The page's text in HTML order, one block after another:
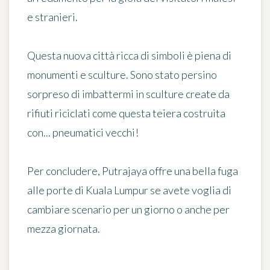
e stranieri.
Questa nuova città ricca di simboli è piena di
monumenti e sculture. Sono stato persino
sorpreso di imbattermi in sculture create da
rifiuti riciclati come questa teiera costruita
con... pneumatici vecchi!
Per concludere, Putrajaya offre una bella fuga
alle porte di Kuala Lumpur se avete voglia di
cambiare scenario per un giorno o anche per
mezza giornata.